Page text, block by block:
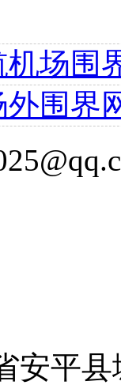
机场围
外围界
安平